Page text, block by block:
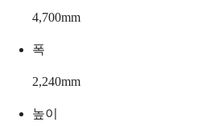
4,700mm
폭
2,240mm
높이